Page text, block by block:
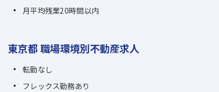
月平均残業20時間以内
東京都 職場環境別不動産求人
転勤なし
フレックス勤務あり